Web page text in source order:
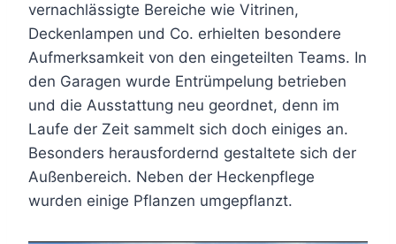
vernachlässigte Bereiche wie Vitrinen,
Deckenlampen und Co. erhielten besondere
Aufmerksamkeit von den eingeteilten Teams. In
den Garagen wurde Entrümpelung betrieben
und die Ausstattung neu geordnet, denn im
Laufe der Zeit sammelt sich doch einiges an.
Besonders herausfordernd gestaltete sich der
Außenbereich. Neben der Heckenpflege
wurden einige Pflanzen umgepflanzt.